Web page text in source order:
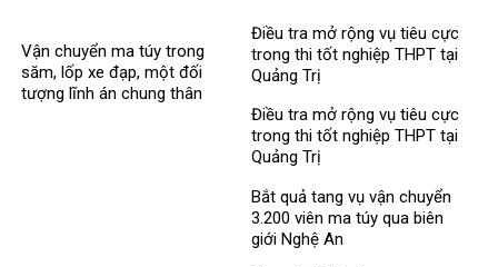
Vận chuyển ma túy trong
săm, lốp xe đạp, một đối
tượng lĩnh án chung thân
Điều tra mở rộng vụ tiêu cực
trong thi tốt nghiệp THPT tại
Quảng Trị
Điều tra mở rộng vụ tiêu cực
trong thi tốt nghiệp THPT tại
Quảng Trị
Bắt quả tang vụ vận chuyển
3.200 viên ma túy qua biên
giới Nghệ An